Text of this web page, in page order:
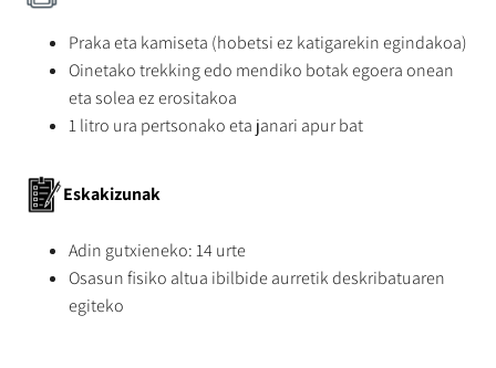
Praka eta kamiseta (hobetsi ez katigarekin egindakoa)
Oinetako trekking edo mendiko botak egoera onean
eta solea ez erositakoa
1 litro ura pertsonako eta janari apur bat
Eskakizunak
Adin gutxieneko: 14 urte
Osasun fisiko altua ibilbide aurretik deskribatuaren
egiteko